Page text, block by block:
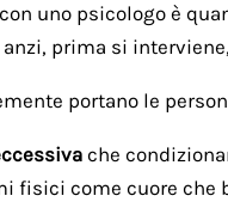
uno psicologo è
prima si
portano le
che
fisici come cuore che